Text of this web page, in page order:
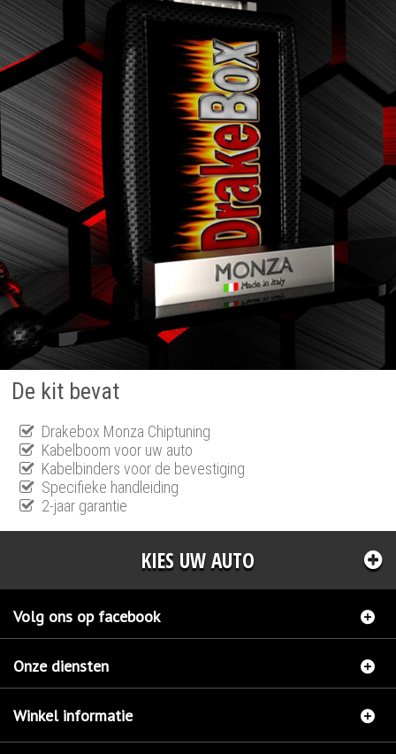
De kit bevat
Drakebox Monza Chiptuning
Kabelboom voor uw auto
Kabelbinders voor de bevestiging
Specifieke handleiding
2-jaar garantie
KIES UW AUTO
Volg ons op facebook
Onze diensten
Winkel informatie